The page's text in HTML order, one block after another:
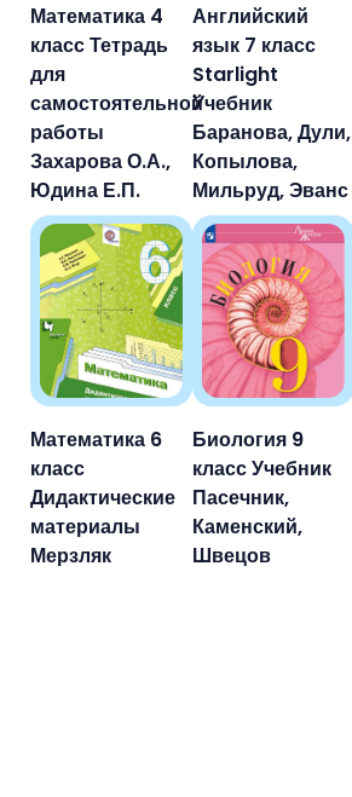
Математика 4
класс Тетрадь
для
самостоятельной
работы
Захарова О.А.,
Юдина Е.П.
Английский
язык 7 класс
Starlight
Учебник
Баранова, Дули,
Копылова,
Мильруд, Эванс
Математика 6
класс
Дидактические
материалы
Мерзляк
Биология 9
класс Учебник
Пасечник,
Каменский,
Швецов